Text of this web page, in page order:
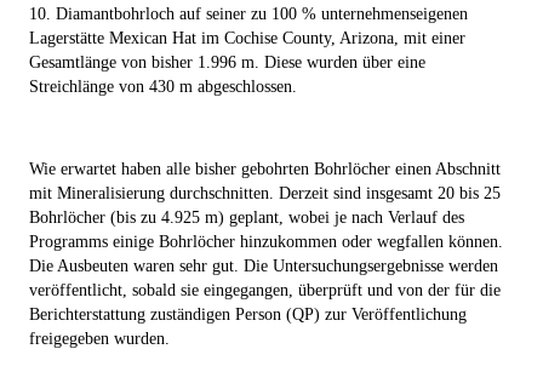
10. Diamantbohrloch auf seiner zu 100 % unternehmenseigenen
Lagerstätte Mexican Hat im Cochise County, Arizona, mit einer
Gesamtlänge von bisher 1.996 m. Diese wurden über eine
Streichlänge von 430 m abgeschlossen.
Wie erwartet haben alle bisher gebohrten Bohrlöcher einen Abschnitt
mit Mineralisierung durchschnitten. Derzeit sind insgesamt 20 bis 25
Bohrlöcher (bis zu 4.925 m) geplant, wobei je nach Verlauf des
Programms einige Bohrlöcher hinzukommen oder wegfallen können.
Die Ausbeuten waren sehr gut. Die Untersuchungsergebnisse werden
veröffentlicht, sobald sie eingegangen, überprüft und von der für die
Berichterstattung zuständigen Person (QP) zur Veröffentlichung
freigegeben wurden.